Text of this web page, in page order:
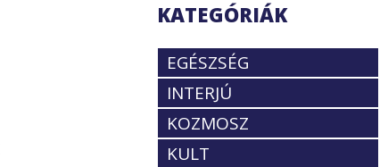
KATEGÓRIÁK
EGÉSZSÉG
INTERJÚ
KOZMOSZ
KULT